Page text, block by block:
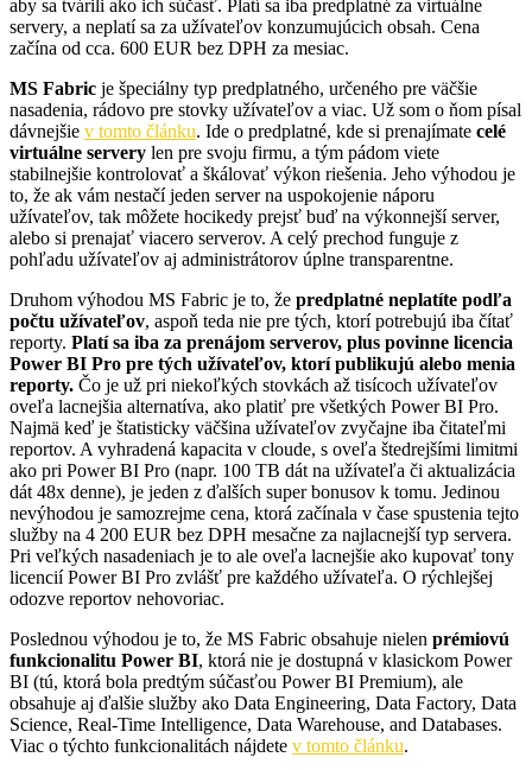
aby sa tvárili ako ich súčasť. Platí sa iba predplatné za virtuálne
servery, a neplatí sa za užívateľov konzumujúcich obsah. Cena
začína od cca. 600 EUR bez DPH za mesiac.
MS Fabric je špeciálny typ predplatného, určeného pre väčšie
nasadenia, rádovo pre stovky užívateľov a viac. Už som o ňom písal
dávnejšie v tomto článku. Ide o predplatné, kde si prenajímate celé
virtuálne servery len pre svoju firmu, a tým pádom viete
stabilnejšie kontrolovať a škálovať výkon riešenia. Jeho výhodou je
to, že ak vám nestačí jeden server na uspokojenie náporu
užívateľov, tak môžete hocikedy prejsť buď na výkonnejší server,
alebo si prenajať viacero serverov. A celý prechod funguje z
pohľadu užívateľov aj administrátorov úplne transparentne.
Druhom výhodou MS Fabric je to, že predplatné neplatíte podľa
počtu užívateľov, aspoň teda nie pre tých, ktorí potrebujú iba čítať
reporty. Platí sa iba za prenájom serverov, plus povinne licencia
Power BI Pro pre tých užívateľov, ktorí publikujú alebo menia
reporty. Čo je už pri niekoľkých stovkách až tisícoch užívateľov
oveľa lacnejšia alternatíva, ako platiť pre všetkých Power BI Pro.
Najmä keď je štatisticky väčšina užívateľov zvyčajne iba čitateľmi
reportov. A vyhradená kapacita v cloude, s oveľa štedrejšími limitmi
ako pri Power BI Pro (napr. 100 TB dát na užívateľa či aktualizácia
dát 48x denne), je jeden z ďalších super bonusov k tomu. Jedinou
nevýhodou je samozrejme cena, ktorá začínala v čase spustenia tejto
služby na 4 200 EUR bez DPH mesačne za najlacnejší typ servera.
Pri veľkých nasadeniach je to ale oveľa lacnejšie ako kupovať tony
licencií Power BI Pro zvlášť pre každého užívateľa. O rýchlejšej
odozve reportov nehovoriac.
Poslednou výhodou je to, že MS Fabric obsahuje nielen prémiovú
funkcionalitu Power BI, ktorá nie je dostupná v klasickom Power
BI (tú, ktorá bola predtým súčasťou Power BI Premium), ale
obsahuje aj ďalšie služby ako Data Engineering, Data Factory, Data
Science, Real-Time Intelligence, Data Warehouse, and Databases.
Viac o týchto funkcionalitách nájdete v tomto článku.